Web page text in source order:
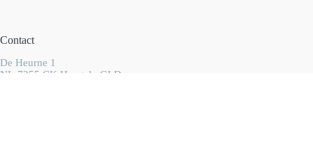
Contact
De Heurne 1
NL-7255 CK Hengelo GLD